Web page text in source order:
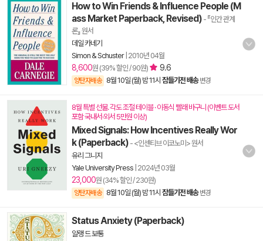
How to Win Friends & Influence People (M
ass Market Paperback, Revised) - 『인간 관계
론』 원서
데일 카네기
Simon & Schuster| 2010년 04월
8,600원 (39% 할인 / 90원) 9.6
양탄자배송 8월 10일 (월) 밤 11시 잠들기전 배송 변경
8월 특별 선물. 각도 조절 테이블 · 이동식 빨래 바구니 (이벤트 도서
포함 국내서·외서 5만원 이상)
Mixed Signals: How Incentives Really Wor
k (Paperback) - <인센티브 이코노미> 원서
유리 그니지
Yale University Press 2024년 03월
23,000원 (34% 할인 / 230원)
양탄자배송 8월 10일 (월) 밤 11시 잠들기전 배송 변경
Status Anxiety (Paperback)
알랭 드 보통